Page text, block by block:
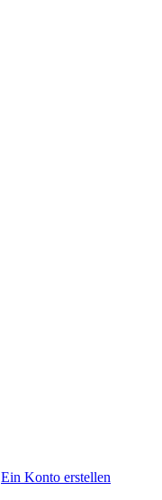
Ein Konto erstellen